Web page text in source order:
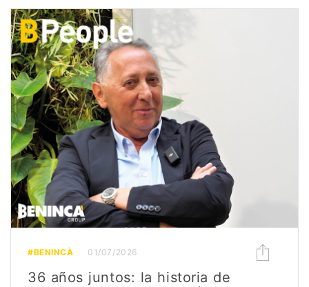
#BENINCÀ 01/07/2026
36 años juntos: la historia de